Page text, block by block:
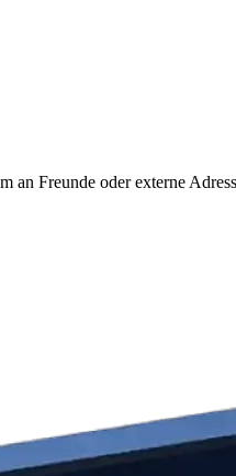
Freunde oder externe